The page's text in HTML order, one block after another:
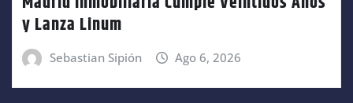
y Lanza Linum
Sebastian Sipión Ago 6, 2026